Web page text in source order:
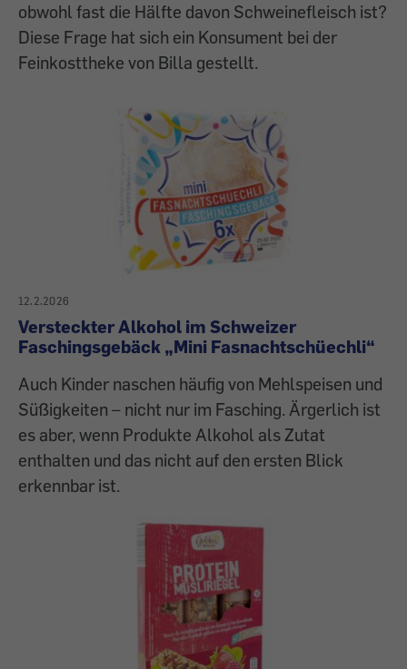
obwohl fast die Hälfte davon Schweinefleisch ist?
Diese Frage hat sich ein Konsument bei der
Feinkosttheke von Billa gestellt.
12.2.2026
Versteckter Alkohol im Schweizer
Faschingsgebäck „Mini Fasnachtschüechli“
Auch Kinder naschen häufig von Mehlspeisen und
Süßigkeiten – nicht nur im Fasching. Ärgerlich ist
es aber, wenn Produkte Alkohol als Zutat
enthalten und das nicht auf den ersten Blick
erkennbar ist.